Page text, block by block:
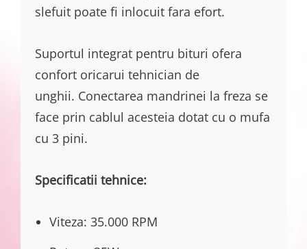
slefuit poate fi inlocuit fara efort.
Suportul integrat pentru bituri ofera
confort oricarui tehnician de
unghii. Conectarea mandrinei la freza se
face prin cablul acesteia dotat cu o mufa
cu 3 pini.
Specificatii tehnice:
Viteza: 35.000 RPM